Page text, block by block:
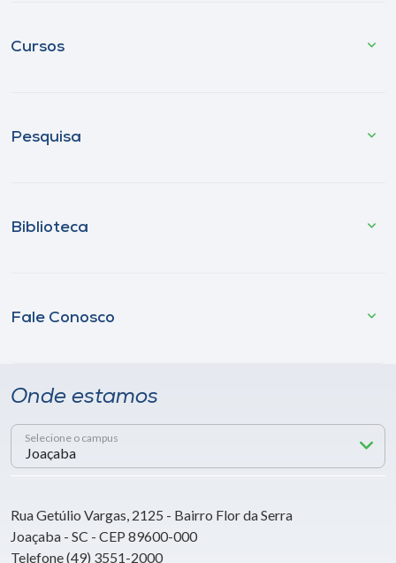
Cursos
Pesquisa
Biblioteca
Fale Conosco
Onde estamos
Selecione o campus
Rua Getúlio Vargas, 2125 - Bairro Flor da Serra
Joaçaba - SC - CEP 89600-000
Telefone (49) 3551-2000